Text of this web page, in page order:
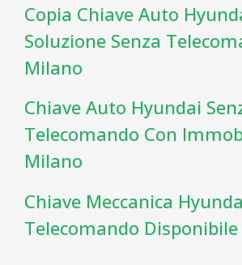
Copia Chiave Auto
Soluzione Senza
Milano
Chiave Auto Hyundai
Telecomando Con
Milano
Chiave Meccanica
Telecomando